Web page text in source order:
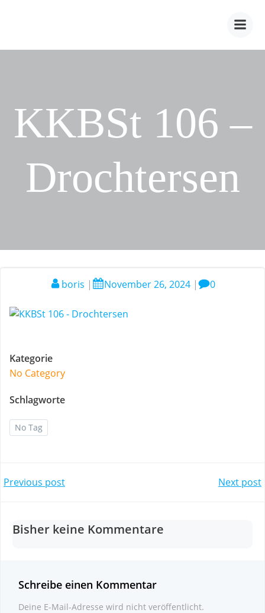
KKBSt 106 –
Drochtersen
boris | November 26, 2024 | 0
Kategorie
No Category
Schlagworte
No Tag
Post
navigation
Previous post
navigation
Next post
Bisher keine Kommentare
Schreibe einen Kommentar
Deine E-Mail-Adresse wird nicht veröffentlicht.